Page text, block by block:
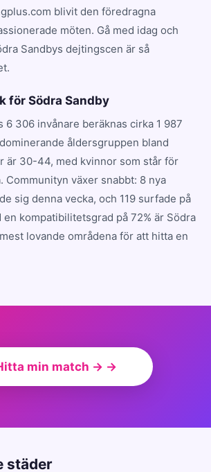
blivit den föredragna
möten. Gå med idag och
Sandbys dejtingscen är så
för Södra Sandby
6 306 invånare beräknas cirka 1 987
åldersgruppen bland
är 30-44, med kvinnor som står för
Communityn växer snabbt: 8 nya
sig denna vecka, och 119 surfade på
kompatibilitetsgrad på 72% är Södra
lovande områdena för att hitta en
min match → →
städer